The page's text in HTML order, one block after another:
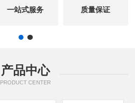
一站式服务 质量保证
产品中心
PRODUCT CENTER